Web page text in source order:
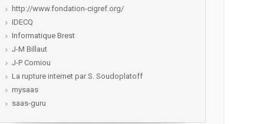
http://www.fondation-cigref.org/
IDECQ
Informatique Brest
J-M Billaut
J-P Corniou
La rupture internet par S. Soudoplatoff
mysaas
saas-guru